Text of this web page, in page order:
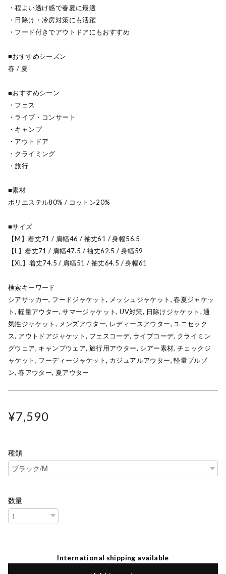
・程よい透け感で春夏に最適
・日除け・冷房対策にも活躍
・フード付きでアウトドアにもおすすめ
■おすすめシーズン
春 / 夏
■おすすめシーン
・フェス
・ライブ・コンサート
・キャンプ
・アウトドア
・クライミング
・旅行
■素材
ポリエステル80% / コットン20%
■サイズ
【M】着丈71 / 肩幅46 / 袖丈61 / 身幅56.5
【L】着丈71 / 肩幅47.5 / 袖丈62.5 / 身幅59
【XL】着丈74.5 / 肩幅51 / 袖丈64.5 / 身幅61
検索キーワード
シアサッカー, フードジャケット, メッシュジャケット, 春夏ジャケッ
ト, 軽量アウター, サマージャケット, UV対策, 日除けジャケット, 通
気性ジャケット, メンズアウター, レディースアウター, ユニセック
ス, アウトドアジャケット, フェスコーデ, ライブコーデ, クライミン
グウェア, キャンプウェア, 旅行用アウター, シアー素材, チェックジ
ャケット, フーディージャケット, カジュアルアウター, 軽量ブルゾ
ン, 春アウター, 夏アウター
¥7,590
種類
数量
International shipping available